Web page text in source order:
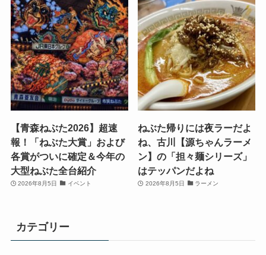
【青森ねぶた2026】超速
報！「ねぶた大賞」および
各賞がついに確定＆今年の
大型ねぶた全台紹介
2026年8月5日 イベント
ねぶた帰りには夜ラーだよ
ね、古川【源ちゃんラーメ
ン】の「担々麺シリーズ」
はテッパンだよね
2026年8月5日 ラーメン
カテゴリー